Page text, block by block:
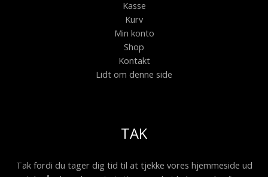
Kasse
Kurv
Min konto
Shop
Kontakt
Lidt om denne side
TAK
Tak fordi du tager dig tid til at tjekke vores hjemmeside ud